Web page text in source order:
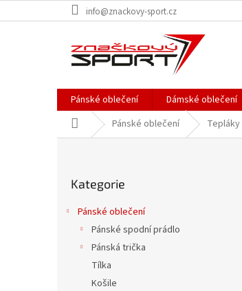
na
info@znackovy-sport.cz
Pánské oblečení Dámské oblečení
Domů Pánské oblečení Tepláky
kategorie
Kategorie
Pánské oblečení
Pánské spodní prádlo
Pánská trička
Tílka
Košile